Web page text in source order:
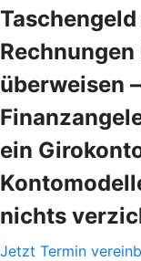
überweisen
ein
nichts
Jetzt Termin